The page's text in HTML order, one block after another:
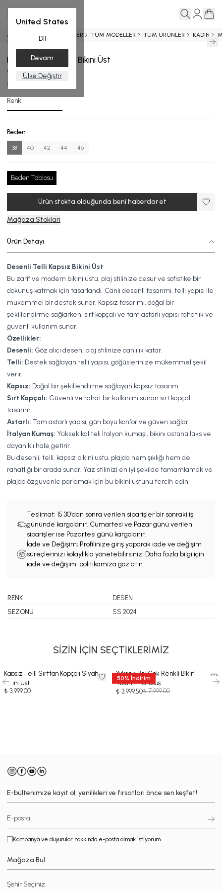
United States
Dil
Devam
Ülke Değiştir
Ana Sayfa YENİ GELENLER TÜM MODELLER TÜM ÜRÜNLER KADIN
Desenli Telli Kapsız Bikini Üst
₺ 3,999.00
BU.4769-24_R133_38
Renk
Beden
38 40 42 44 46
Beden Tablosu
Ürün stokta olduğunda beni haberdar et
Mağaza Stokları
Ürün Detayı
Desenli Telli Kapsız Bikini Üst
Bu zarif ve modern bikini üstü, plaj stilinize cesur ve sofistike bir
dokunuş katmak için tasarlandı. Canlı desenli tasarımı, telli yapısı ile
mükemmel bir destek sunar. Kapsız tasarımı, doğal bir
şekillendirme sağlarken, sırt kopçalı ve tam astarlı yapısı rahatlık ve
güvenli kullanım sunar.
Özellikler:
Desenli: Göz alıcı desen, plaj stilinize canlılık katar.
Telli: Destek sağlayan telli yapısı, göğüslerinize mükemmel şekil
verir.
Kapsız: Doğal bir şekillendirme sağlayan kapsız tasarım.
Sırt Kopçalı: Güvenli ve rahat bir kullanım sunan sırt kopçalı
tasarım.
Astarlı: Tam astarlı yapısı, gün boyu konfor ve güven sağlar.
İtalyan Kumaş: Yüksek kaliteli İtalyan kumaşı, bikini üstünü lüks ve
dayanıklı hale getirir.
Bu desenli, telli, kapsız bikini üstü, plajda hem şıklığı hem de
rahatlığı bir arada sunar. Yaz stilinizi en iyi şekilde tamamlamak ve
plajda özgüvenle parlamak için bu bikini üstünü tercih edin!
Teslimat; 15.30'dan sonra verilen siparişler bir sonraki iş
gününde kargolanır. Cumartesi ve Pazar günü verilen
siparişler ise Pazartesi günü kargolanır.
İade ve Değişim; Profilinize giriş yaparak iade ve değişim
süreçlerinizi kolaylıkla yönetebilirsiniz. Daha fazla bilgi için
iade ve değişim politikamıza göz atın.
RENK
DESEN
SEZONU
SS 2024
SİZİN İÇİN SEÇTİKLERİMİZ
Kapsız Telli Sırttan Kopçalı Siyah
Bikini Üst
₺ 3,999.00
50% İndirim
Yüksek Bel Çok Renkli Bikini
Takımı - Crocus
₺ 3,999.50₺ 7,999.00
E-bültenimize kayıt ol, yenilikleri ve fırsatları önce sen keşfet!
Kampanya ve duyurular hakkında e-posta almak istiyorum.
Mağaza Bul